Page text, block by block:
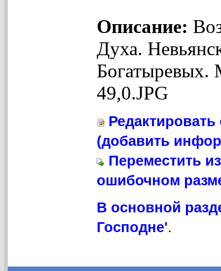
Описание:
Духа.
Богатыревых.
49,0.JPG
(добавить
Переместить
ошибочном
В основной
Господне'.